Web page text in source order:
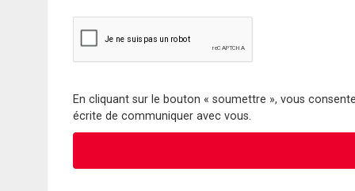
En cliquant sur le bouton « soumettre », vous
écrite de communiquer avec vous.